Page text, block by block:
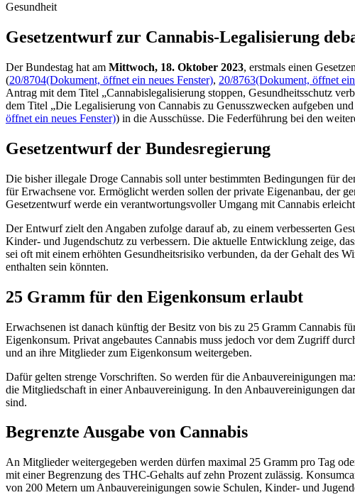
Gesundheit
Gesetzentwurf zur Cannabis-Legalisierung
Der Bundestag hat am Mittwoch, 18. Oktober 2023, erstmals einen
(20/8704(Dokument, öffnet ein neues Fenster), 20/8763(Dokument, öffnet
Antrag mit dem Titel „Cannabislegalisierung stoppen, Gesundheitsschutz
dem Titel „Die Legalisierung von Cannabis zu Genusszwecken aufgeben
öffnet ein neues Fenster)) in die Ausschüsse. Die Federführung bei den
Gesetzentwurf der Bundesregierung
Die bisher illegale Droge Cannabis soll unter bestimmten Bedingungen für
für Erwachsene vor. Ermöglicht werden sollen der private Eigenanbau, der
Gesetzentwurf werde ein verantwortungsvoller Umgang mit Cannabis
Der Entwurf zielt den Angaben zufolge darauf ab, zu einem verbesserten
Kinder- und Jugendschutz zu verbessern. Die aktuelle Entwicklung zeige,
sei oft mit einem erhöhten Gesundheitsrisiko verbunden, da der Gehalt des
enthalten sein könnten.
25 Gramm für den Eigenkonsum erlaubt
Erwachsenen ist danach künftig der Besitz von bis zu 25 Gramm Cannabis
Eigenkonsum. Privat angebautes Cannabis muss jedoch vor dem Zugriff
und an ihre Mitglieder zum Eigenkonsum weitergeben.
Dafür gelten strenge Vorschriften. So werden für die Anbauvereinigungen
die Mitgliedschaft in einer Anbauvereinigung. In den Anbauvereinigungen
sind.
Begrenzte Ausgabe von Cannabis
An Mitglieder weitergegeben werden dürfen maximal 25 Gramm pro Tag
mit einer Begrenzung des THC-Gehalts auf zehn Prozent zulässig.
von 200 Metern um Anbauvereinigungen sowie Schulen, Kinder- und